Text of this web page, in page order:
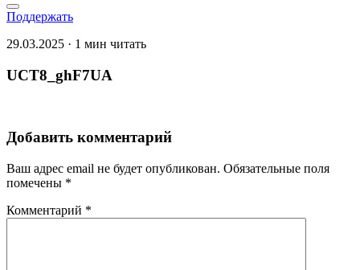
Поддержать
29.03.2025 · 1 мин читать
UCT8_ghF7UA
Добавить комментарий
Ваш адрес email не будет опубликован. Обязательные поля
помечены *
Комментарий *